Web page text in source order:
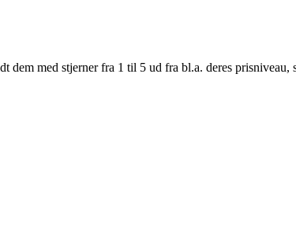
dem med stjerner fra 1 til 5 ud fra bl.a. deres